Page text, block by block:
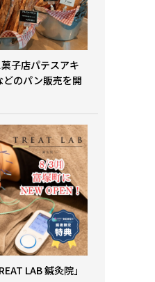
子店パテスアキ
どのパン販売を開
LAB 鍼灸院」